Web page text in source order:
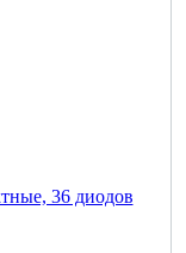
36 диодов